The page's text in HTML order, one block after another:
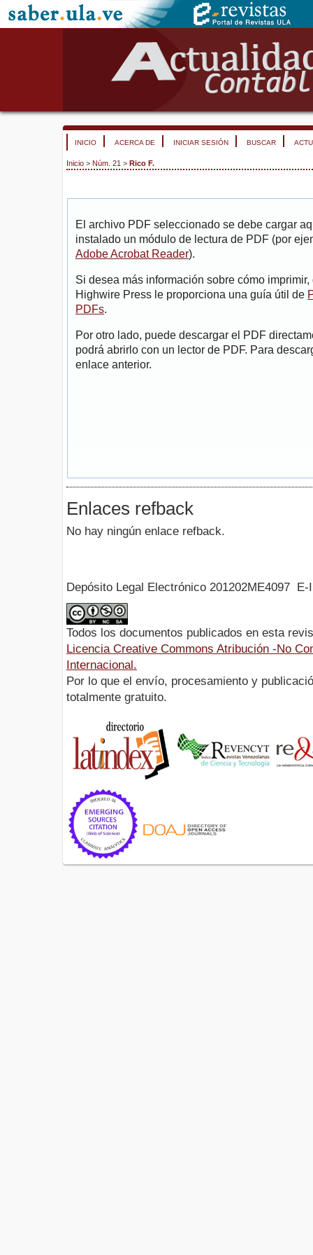
INICIO ACERCA DE INICIAR SESIÓN BUSCAR
Inicio > Núm. 21 > Rico F.
El archivo PDF seleccionado se debe cargar
instalado un módulo de lectura de PDF (por
Adobe Acrobat Reader).
Si desea más información sobre cómo
Highwire Press le proporciona una guía útil de
PDFs.
Por otro lado, puede descargar el PDF
podrá abrirlo con un lector de PDF. Para
enlace anterior.
Enlaces refback
No hay ningún enlace refback.
Depósito Legal Electrónico 201202ME4097 E-
Todos los documentos publicados en esta
Licencia Creative Commons Atribución -No
Internacional.
Por lo que el envío, procesamiento y
totalmente gratuito.